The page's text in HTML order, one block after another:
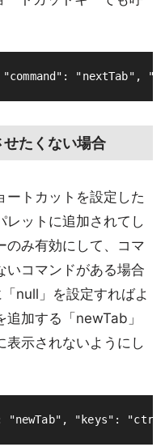
たくない場合
ートカットを設定した
レットに追加されてし
のみ有効にして、コマ
いコマンドがある場合
null」を設定すればよ
加する「newTab」
表示されないようにし